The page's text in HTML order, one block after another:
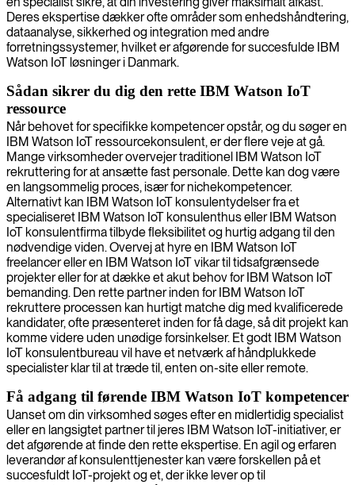
Deres ekspertise dækker ofte områder som enhedshåndtering,
dataanalyse, sikkerhed og integration med andre
forretningssystemer, hvilket er afgørende for succesfulde IBM
Watson IoT løsninger i Danmark.
Sådan sikrer du dig den rette IBM Watson IoT
ressource
Når behovet for specifikke kompetencer opstår, og du søger en
IBM Watson IoT ressourcekonsulent, er der flere veje at gå.
Mange virksomheder overvejer traditionel IBM Watson IoT
rekruttering for at ansætte fast personale. Dette kan dog være
en langsommelig proces, især for nichekompetencer.
Alternativt kan IBM Watson IoT konsulentydelser fra et
specialiseret IBM Watson IoT konsulenthus eller IBM Watson
IoT konsulentfirma tilbyde fleksibilitet og hurtig adgang til den
nødvendige viden. Overvej at hyre en IBM Watson IoT
freelancer eller en IBM Watson IoT vikar til tidsafgrænsede
projekter eller for at dække et akut behov for IBM Watson IoT
bemanding. Den rette partner inden for IBM Watson IoT
rekruttere processen kan hurtigt matche dig med kvalificerede
kandidater, ofte præsenteret inden for få dage, så dit projekt kan
komme videre uden unødige forsinkelser. Et godt IBM Watson
IoT konsulentbureau vil have et netværk af håndplukkede
specialister klar til at træde til, enten on-site eller remote.
Få adgang til førende IBM Watson IoT kompetencer
Uanset om din virksomhed søges efter en midlertidig specialist
eller en langsigtet partner til jeres IBM Watson IoT-initiativer, er
det afgørende at finde den rette ekspertise. En agil og erfaren
leverandør af konsulenttjenester kan være forskellen på et
succesfuldt IoT-projekt og et, der ikke lever op til